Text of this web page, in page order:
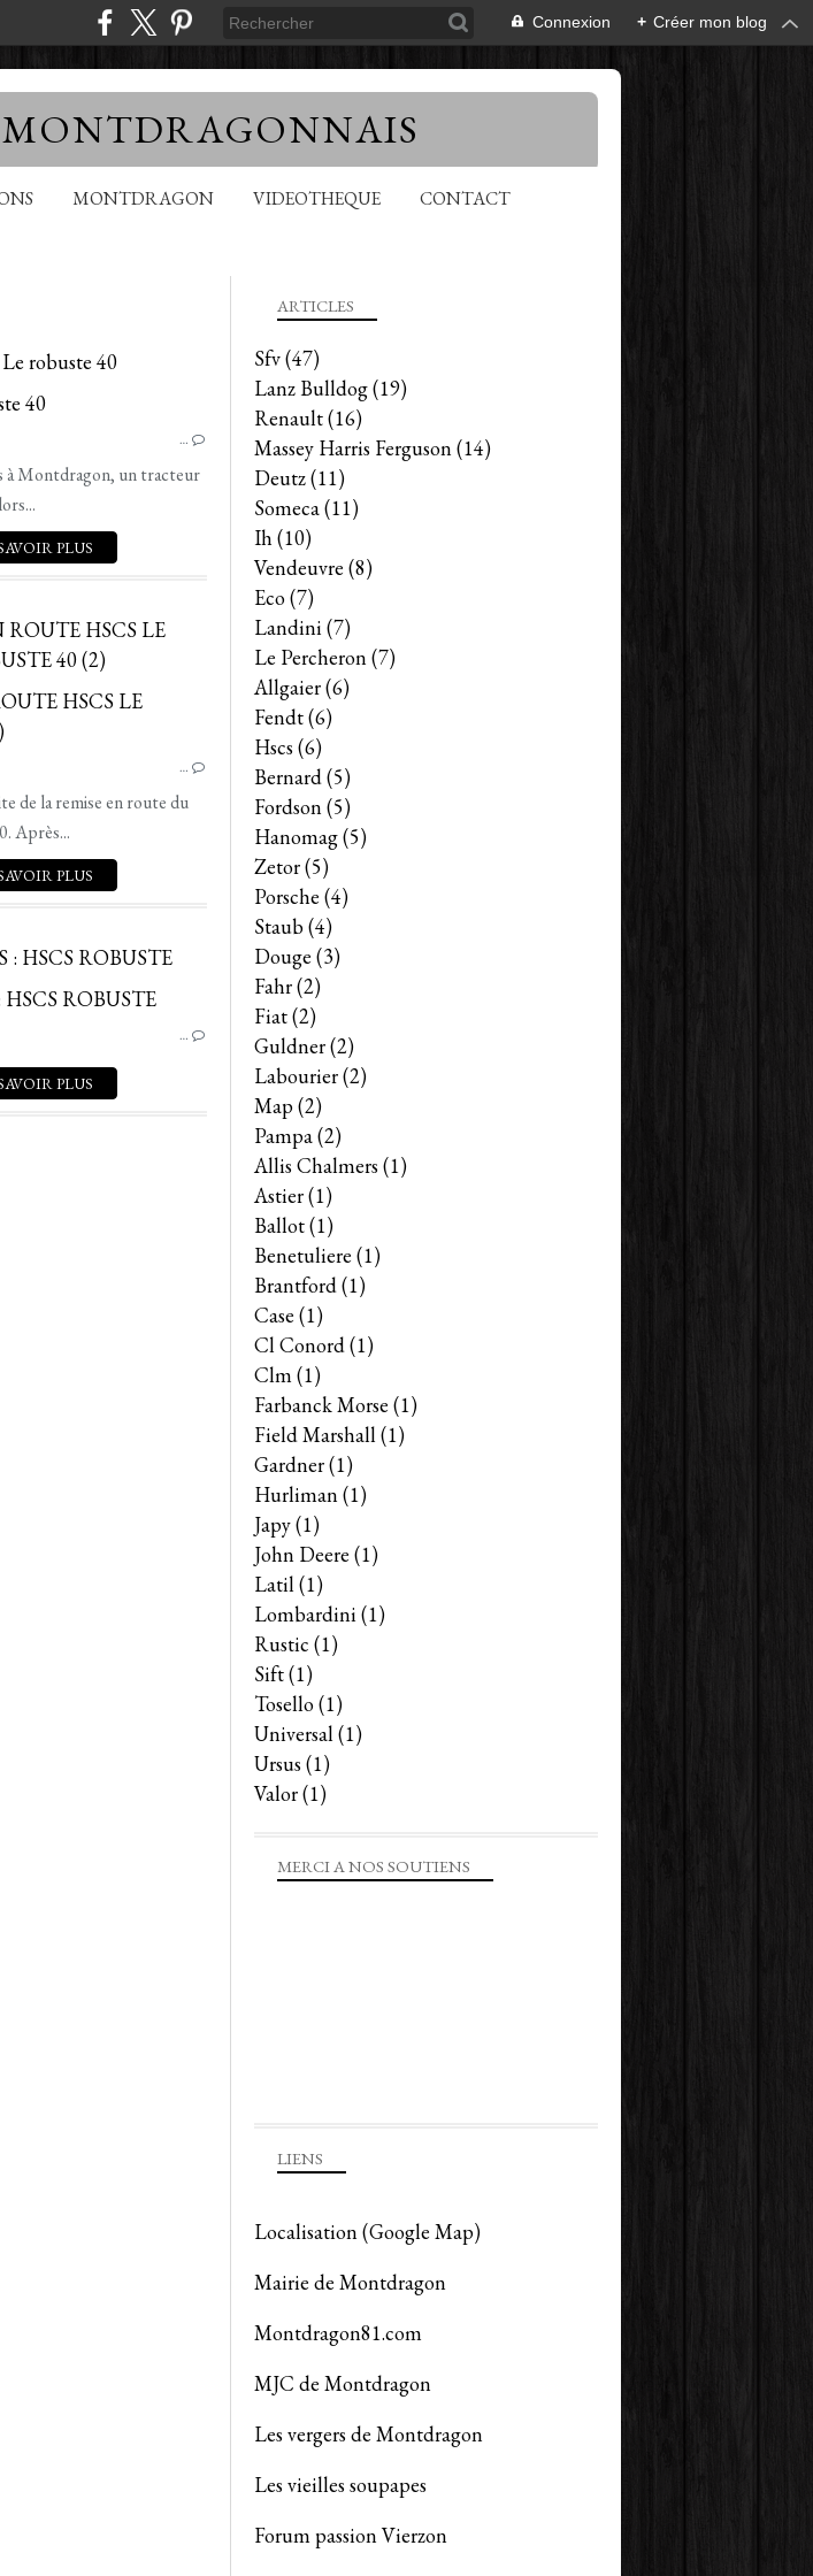
Connexion + Créer mon blog
MONTDRAGON VIDEOTHEQUE CONTACT
robuste 40
…
à Montdragon, un tracteur
PLUS
HSCS
ROUTE HSCS LE
40 (2)
…
de la remise en route du
Après...
PLUS
: HSCS ROBUSTE
…
PLUS
ARTICLES
Sfv(47)
Lanz Bulldog(19)
Renault(16)
Massey Harris Ferguson(14)
Deutz(11)
Someca(11)
Ih(10)
Vendeuvre (8)
Eco(7)
Landini(7)
Le Percheron(7)
Allgaier(6)
Fendt(6)
Hscs (6)
Bernard(5)
Fordson(5)
Hanomag(5)
Zetor(5)
Porsche (4)
Staub(4)
Douge (3)
Fahr(2)
Fiat(2)
Guldner(2)
Labourier(2)
Map(2)
Pampa(2)
Allis Chalmers (1)
Astier(1)
Ballot(1)
Benetuliere (1)
Brantford(1)
Case (1)
Cl Conord(1)
Clm(1)
Farbanck Morse (1)
Field Marshall(1)
Gardner(1)
Hurliman(1)
Japy(1)
John Deere (1)
Latil(1)
Lombardini(1)
Rustic (1)
Sift(1)
Tosello(1)
Universal(1)
Ursus (1)
Valor(1)
LIENS
Localisation (Google Map)
Mairie de Montdragon
Montdragon81.com
MJC de Montdragon
Les vergers de Montdragon
Les vieilles soupapes
Forum passion Vierzon
MERCI A NOS SOUTIENS